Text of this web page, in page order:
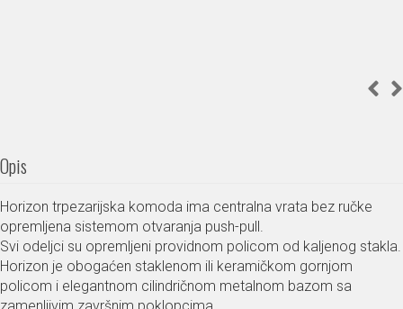
Opis
Horizon trpezarijska komoda ima centralna vrata bez ručke
opremljena sistemom otvaranja push-pull.
Svi odeljci su opremljeni providnom policom od kaljenog stakla.
Horizon je obogaćen staklenom ili keramičkom gornjom
policom i elegantnom cilindričnom metalnom bazom sa